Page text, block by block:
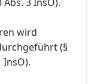
wird
(§
InsO).